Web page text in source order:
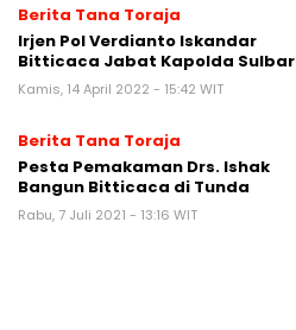
Berita Tana Toraja
Irjen Pol Verdianto Iskandar
Bitticaca Jabat Kapolda Sulbar
Kamis, 14 April 2022 - 15:42 WIT
Berita Tana Toraja
Pesta Pemakaman Drs. Ishak
Bangun Bitticaca di Tunda
Rabu, 7 Juli 2021 - 13:16 WIT